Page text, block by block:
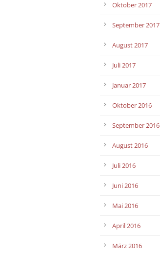
Oktober 2017
September 2017
August 2017
Juli 2017
Januar 2017
Oktober 2016
September 2016
August 2016
Juli 2016
Juni 2016
Mai 2016
April 2016
März 2016